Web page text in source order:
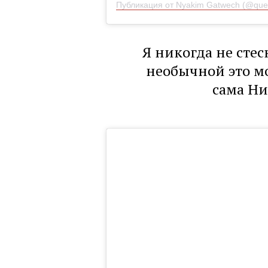
Публикация от Nyakim Gatwech
Я никогда не
необычной это
сама